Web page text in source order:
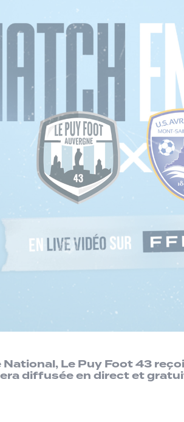
Le Puy Foot 43
diffusée en direct et